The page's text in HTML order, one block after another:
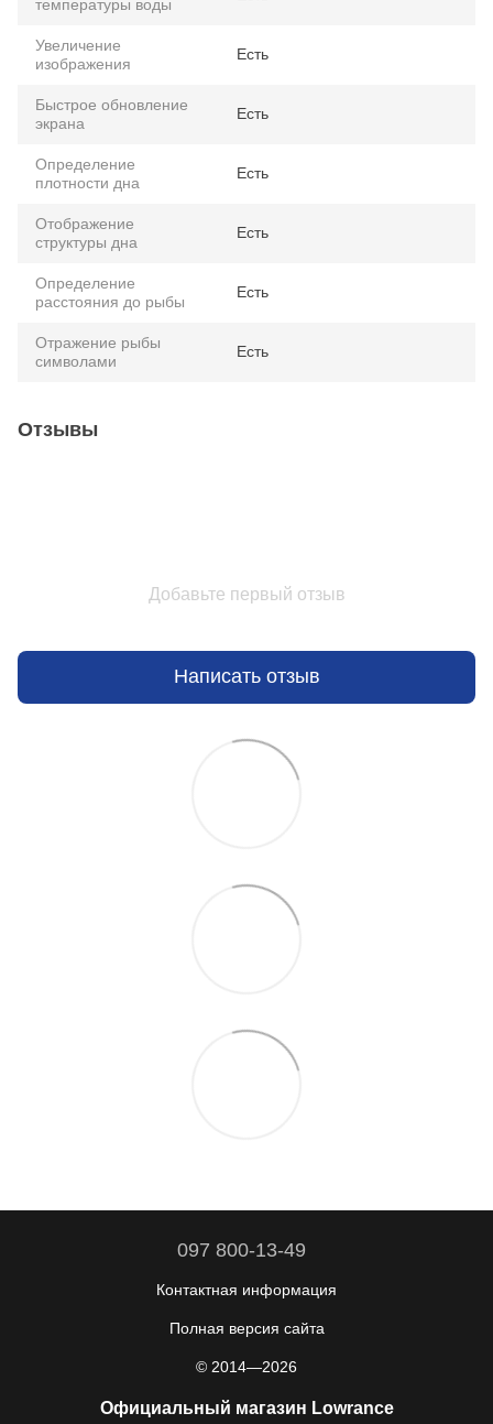
температуры воды
Увеличение
изображения
Есть
Быстрое обновление
экрана
Есть
Определение
плотности дна
Есть
Отображение
структуры дна
Есть
Определение
расстояния до рыбы
Есть
Отражение рыбы
символами
Есть
Отзывы
Добавьте первый отзыв
Написать отзыв
097 800-13-49
Контактная информация
Полная версия сайта
© 2014—2026
Официальный магазин Lowrance